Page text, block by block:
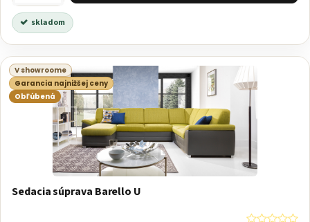
skladom
Sedacia súprava Barello U
V showroome
Garancia najnižšej ceny
Obľúbená